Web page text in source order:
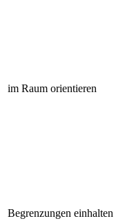
im Raum orientieren
Begrenzungen einhalten